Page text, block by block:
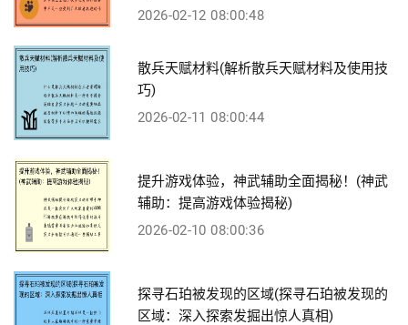
2026-02-12 08:00:48
散兵天赋材料(解析散兵天赋材料及使用技
巧)
2026-02-11 08:00:44
提升游戏体验，神武辅助全面揭秘！(神武
辅助：提高游戏体验揭秘)
2026-02-10 08:00:36
探寻石珀被发现的区域(探寻石珀被发现的
区域：深入探索发掘出惊人真相)